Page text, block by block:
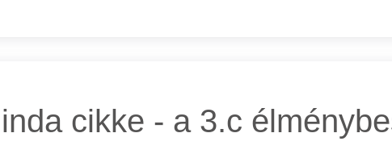
cikke - a 3.c